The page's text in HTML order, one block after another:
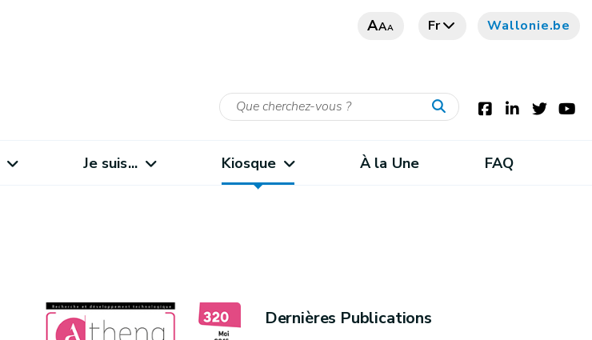
AAA Fr Wallonie.be
Je suis... Kiosque À la Une FAQ
Dernières Publications